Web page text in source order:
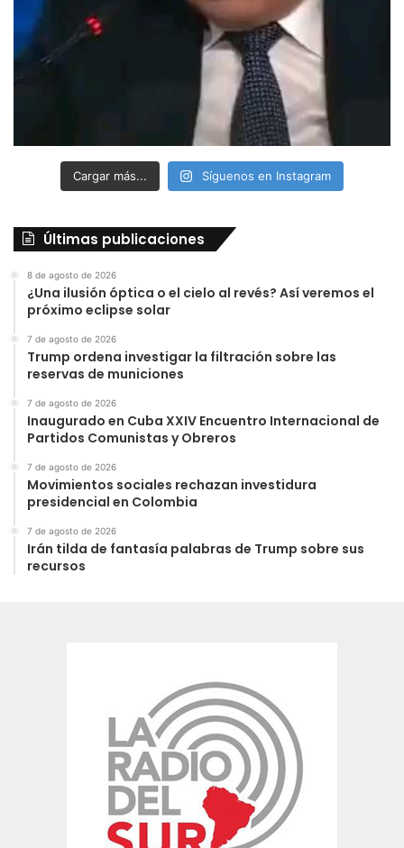
Cargar más... Síguenos en Instagram
Últimas publicaciones
8 de agosto de 2026
¿Una ilusión óptica o el cielo al revés? Así veremos el
próximo eclipse solar
7 de agosto de 2026
Trump ordena investigar la filtración sobre las
reservas de municiones
7 de agosto de 2026
Inaugurado en Cuba XXIV Encuentro Internacional de
Partidos Comunistas y Obreros
7 de agosto de 2026
Movimientos sociales rechazan investidura
presidencial en Colombia
7 de agosto de 2026
Irán tilda de fantasía palabras de Trump sobre sus
recursos